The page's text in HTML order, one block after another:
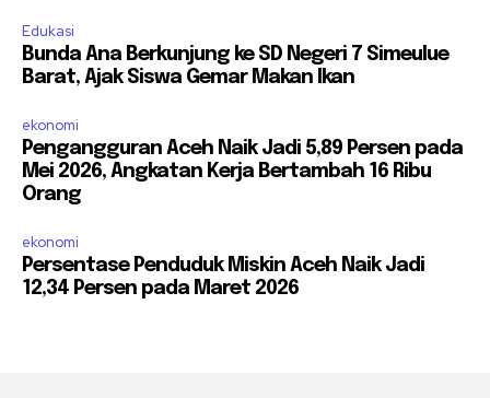
Edukasi
Bunda Ana Berkunjung ke SD Negeri 7 Simeulue
Barat, Ajak Siswa Gemar Makan Ikan
ekonomi
Pengangguran Aceh Naik Jadi 5,89 Persen pada
Mei 2026, Angkatan Kerja Bertambah 16 Ribu
Orang
ekonomi
Persentase Penduduk Miskin Aceh Naik Jadi
12,34 Persen pada Maret 2026